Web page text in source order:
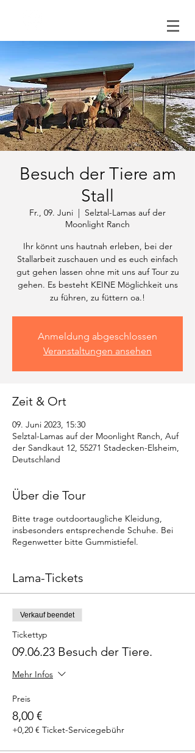
Besuch der Tiere am
Stall
Fr., 09. Juni
  |
Selztal-Lamas auf der
Moonlight Ranch
Ihr könnt uns hautnah erleben, bei der
Stallarbeit zuschauen und es euch einfach
gut gehen lassen ohne mit uns auf Tour zu
gehen. Es besteht KEINE Möglichkeit uns
zu führen, zu füttern oa.!
Anmeldung abgeschlossen
Veranstaltungen ansehen
Zeit & Ort
09. Juni 2023, 15:30
Selztal-Lamas auf der Moonlight Ranch, Auf
der Sandkaut 12, 55271 Stadecken-Elsheim,
Deutschland
Über die Tour
Bitte trage outdoortaugliche Kleidung,
insbesonders entsprechende Schuhe. Bei
Regenwetter bitte Gummistiefel.
Lama-Tickets
Verkauf beendet
Tickettyp
09.06.23 Besuch der Tiere.
Mehr Infos
Preis
8,00 €
+0,20 € Ticket-Servicegebühr